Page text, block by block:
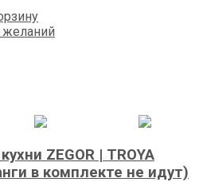
желаний
ZEGOR | TROYA
в комплекте не идут)